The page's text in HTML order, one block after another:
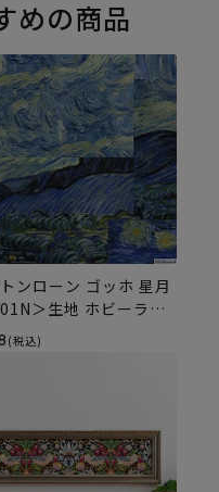
めの商品
ンローン ゴッホ 星月
＞生地 ホビーラホ
デザインコレクショ
(税込)